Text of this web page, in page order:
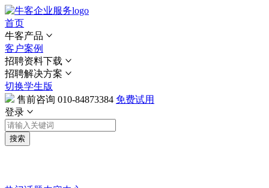
首页
牛客产品
客户案例
招聘资料下载
招聘解决方案
切换学生版
售前咨询 010-84873384 免费试用
登录
搜索